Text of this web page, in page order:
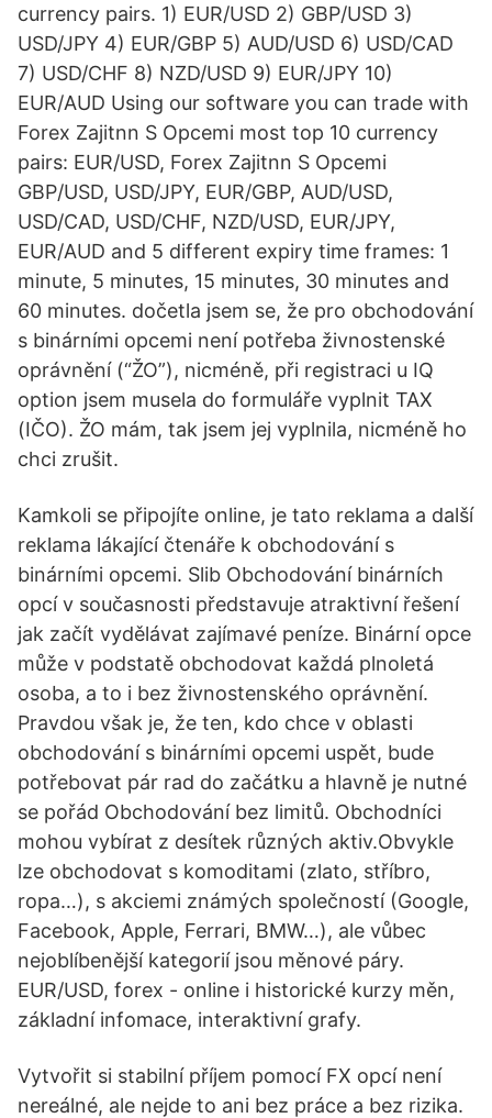
currency pairs. 1) EUR/USD 2) GBP/USD 3)
USD/JPY 4) EUR/GBP 5) AUD/USD 6) USD/CAD
7) USD/CHF 8) NZD/USD 9) EUR/JPY 10)
EUR/AUD Using our software you can trade with
Forex Zajitnn S Opcemi most top 10 currency
pairs: EUR/USD, Forex Zajitnn S Opcemi
GBP/USD, USD/JPY, EUR/GBP, AUD/USD,
USD/CAD, USD/CHF, NZD/USD, EUR/JPY,
EUR/AUD and 5 different expiry time frames: 1
minute, 5 minutes, 15 minutes, 30 minutes and
60 minutes. dočetla jsem se, že pro obchodování
s binárními opcemi není potřeba živnostenské
oprávnění (“ŽO”), nicméně, při registraci u IQ
option jsem musela do formuláře vyplnit TAX
(IČO). ŽO mám, tak jsem jej vyplnila, nicméně ho
chci zrušit.
Kamkoli se připojíte online, je tato reklama a další
reklama lákající čtenáře k obchodování s
binárními opcemi. Slib Obchodování binárních
opcí v současnosti představuje atraktivní řešení
jak začít vydělávat zajímavé peníze. Binární opce
může v podstatě obchodovat každá plnoletá
osoba, a to i bez živnostenského oprávnění.
Pravdou však je, že ten, kdo chce v oblasti
obchodování s binárními opcemi uspět, bude
potřebovat pár rad do začátku a hlavně je nutné
se pořád Obchodování bez limitů. Obchodníci
mohou vybírat z desítek různých aktiv.Obvykle
lze obchodovat s komoditami (zlato, stříbro,
ropa…), s akciemi známých společností (Google,
Facebook, Apple, Ferrari, BMW…), ale vůbec
nejoblíbenější kategorií jsou měnové páry.
EUR/USD, forex - online i historické kurzy měn,
základní infomace, interaktivní grafy.
Vytvořit si stabilní příjem pomocí FX opcí není
nereálné, ale nejde to ani bez práce a bez rizika.